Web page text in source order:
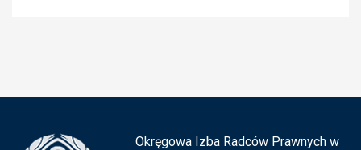
Okręgowa Izba Radców Prawnych w